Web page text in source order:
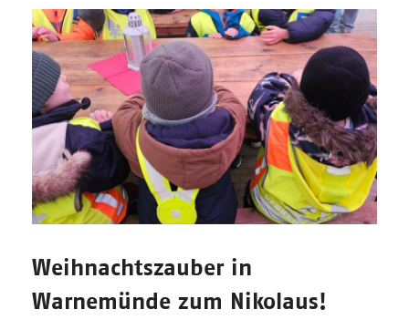
Weihnachtszauber in
Warnemünde zum Nikolaus!